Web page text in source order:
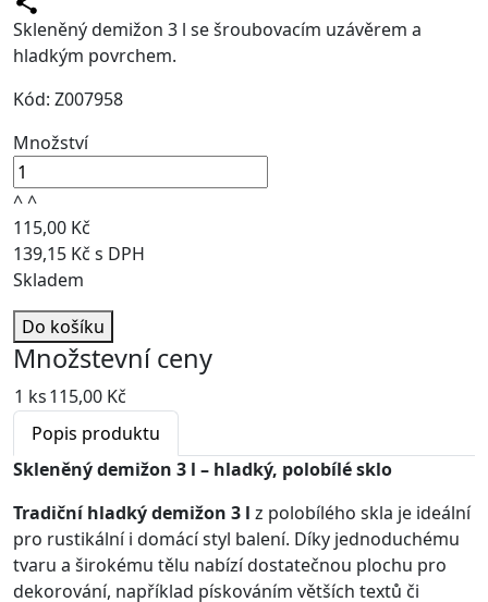
Skleněný demižon 3 l se šroubovacím uzávěrem a
hladkým povrchem.
Kód: Z007958
Množství
^^
115,00 Kč
139,15 Kč s DPH
Skladem
Do košíku
Množstevní ceny
1 ks115,00 Kč
Popis produktu
Skleněný demižon 3 l – hladký, polobílé sklo
Tradiční hladký demižon 3 l z polobílého skla je ideální
pro rustikální i domácí styl balení. Díky jednoduchému
tvaru a širokému tělu nabízí dostatečnou plochu pro
dekorování, například pískováním větších textů či